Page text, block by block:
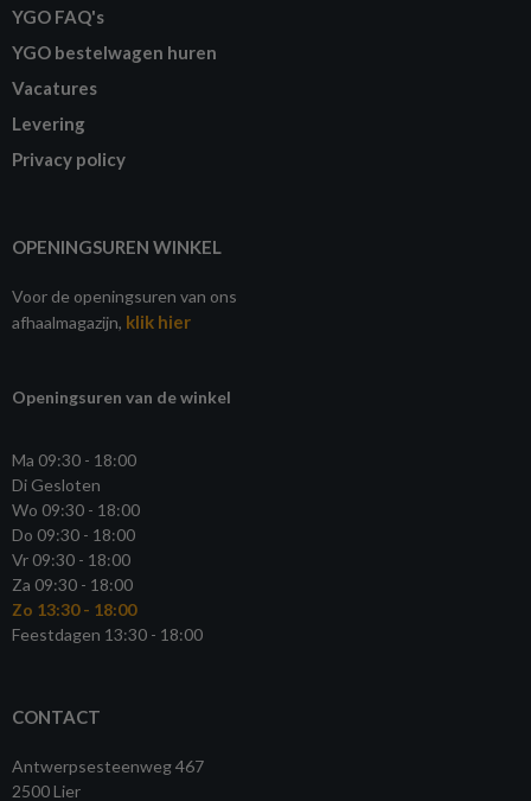
YGO FAQ's
YGO bestelwagen huren
Vacatures
Levering
Privacy policy
OPENINGSUREN WINKEL
Voor de openingsuren van ons
afhaalmagazijn, klik hier
Openingsuren van de winkel
Ma 09:30 - 18:00
Di Gesloten
Wo 09:30 - 18:00
Do 09:30 - 18:00
Vr 09:30 - 18:00
Za 09:30 - 18:00
Zo 13:30 - 18:00
Feestdagen 13:30 - 18:00
CONTACT
Antwerpsesteenweg 467
2500 Lier